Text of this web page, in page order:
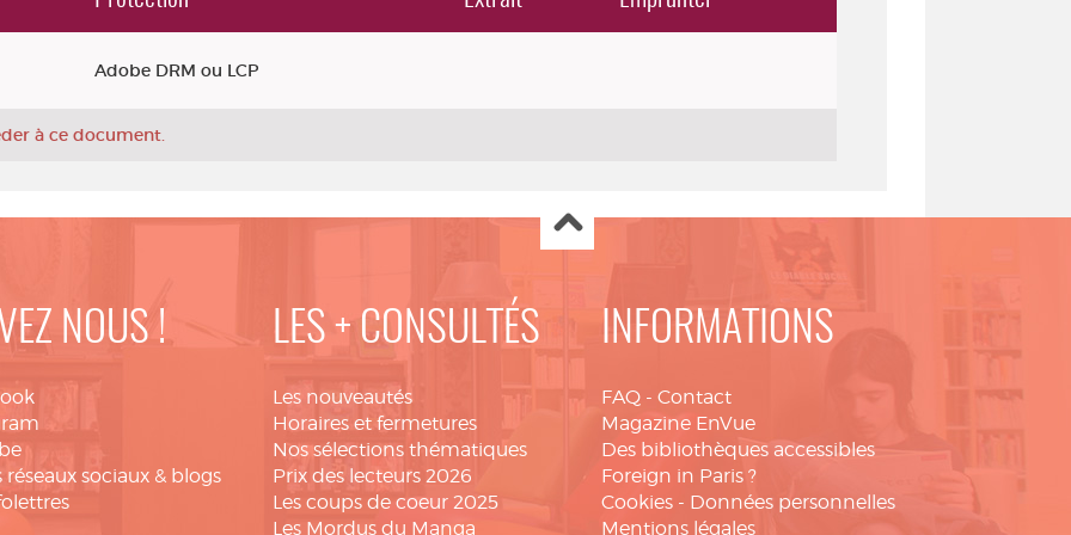
Adobe DRM ou LCP
à ce document.
NOUS !
réseaux sociaux & blogs
LES + CONSULTÉS
Les nouveautés
Horaires et fermetures
Nos sélections thématiques
Prix des lecteurs 2026
Les coups de coeur 2025
Les Mordus du Manga
INFORMATIONS
FAQ - Contact
Magazine EnVue
Des bibliothèques accessibles
Foreign in Paris ?
Cookies - Données personnelles
Mentions légales